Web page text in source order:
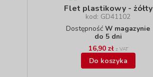
Flet plastikowy - żółty
kod: GD41102
Dostępność W magazynie
do 5 dni
16,90 zł z VAT
Do koszyka